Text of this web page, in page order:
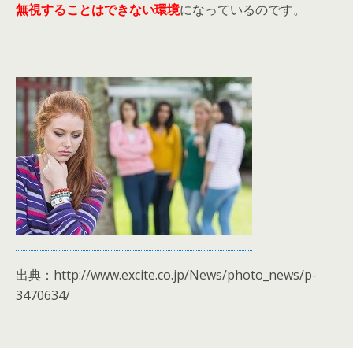
無視することはできない環境になっているのです。
出典：http://www.excite.co.jp/News/photo_news/p-
3470634/